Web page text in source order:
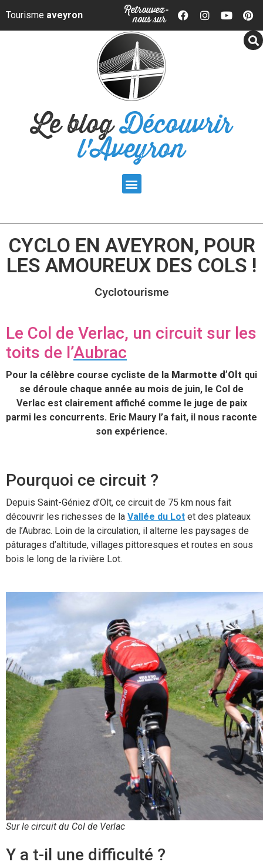
Panneau de gestion des cookies
Tourisme aveyron Retrouvez-
nous sur
Le blogDécouvrir
l'Aveyron
CYCLO EN AVEYRON, POUR
LES AMOUREUX DES COLS !
Cyclotourisme
Le Col de Verlac, un circuit sur les
toits de l’Aubrac
Pour la célèbre course cycliste de la Marmotte d’Olt qui
se déroule chaque année au mois de juin, le Col de
Verlac est clairement affiché comme le juge de paix
parmi les concurrents. Eric Maury l’a fait, il nous raconte
son expérience.
Pourquoi ce circuit ?
Depuis Saint-Géniez d’Olt, ce circuit de 75 km nous fait
découvrir les richesses de la Vallée du Lot et des plateaux
de l’Aubrac. Loin de la circulation, il alterne les paysages de
pâturages d’altitude, villages pittoresques et routes en sous
bois le long de la rivière Lot.
Sur le circuit du Col de Verlac
Y a t-il une difficulté ?